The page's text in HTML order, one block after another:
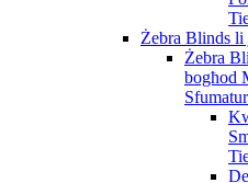
Żebra Blinds
Żebra
bogħod